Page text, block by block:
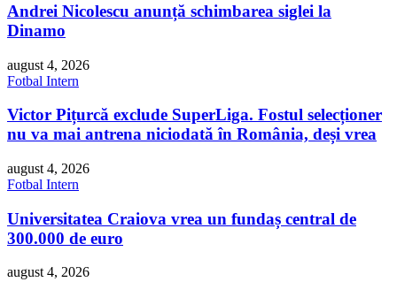
Andrei Nicolescu anunță schimbarea siglei la
Dinamo
august 4, 2026
Fotbal Intern
Victor Pițurcă exclude SuperLiga. Fostul selecționer
nu va mai antrena niciodată în România, deși vrea
august 4, 2026
Fotbal Intern
Universitatea Craiova vrea un fundaș central de
300.000 de euro
august 4, 2026